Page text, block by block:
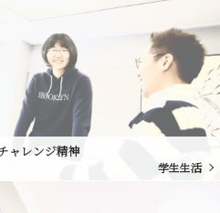
ャレンジ精神
学生生活